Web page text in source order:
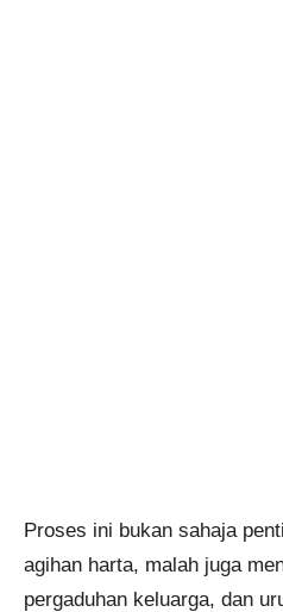
Proses ini bukan sahaja
agihan harta, malah juga
pergaduhan keluarga, dan